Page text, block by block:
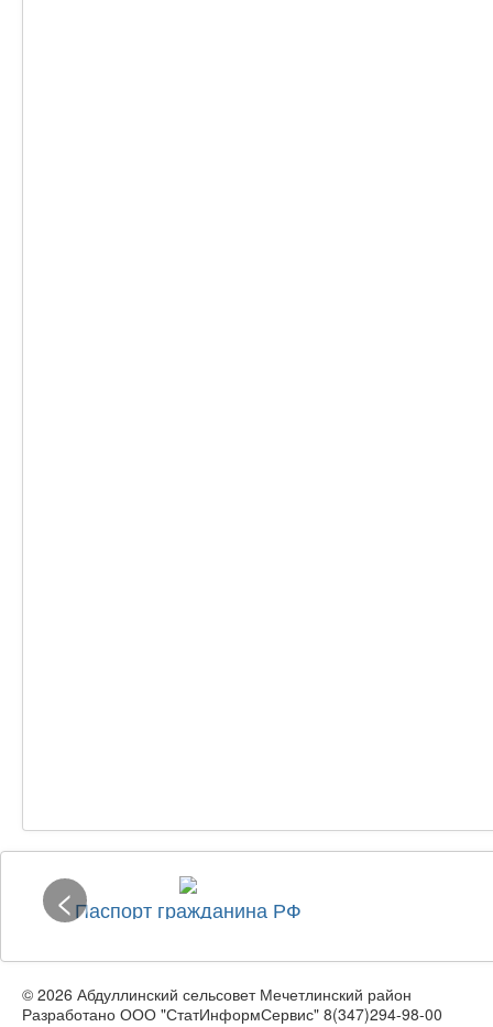
Паспорт гражданина РФ
<
© 2026 Абдуллинский сельсовет Мечетлинский район
Разработано ООО "СтатИнформСервис" 8(347)294-98-00